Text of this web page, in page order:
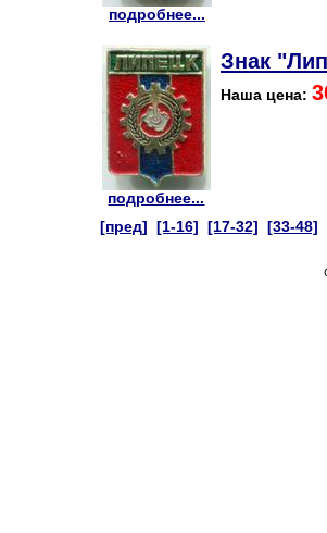
подробнее...
подробнее...
Знак
Наша цена:
[пред] [1-16] [17-32] [33-48]